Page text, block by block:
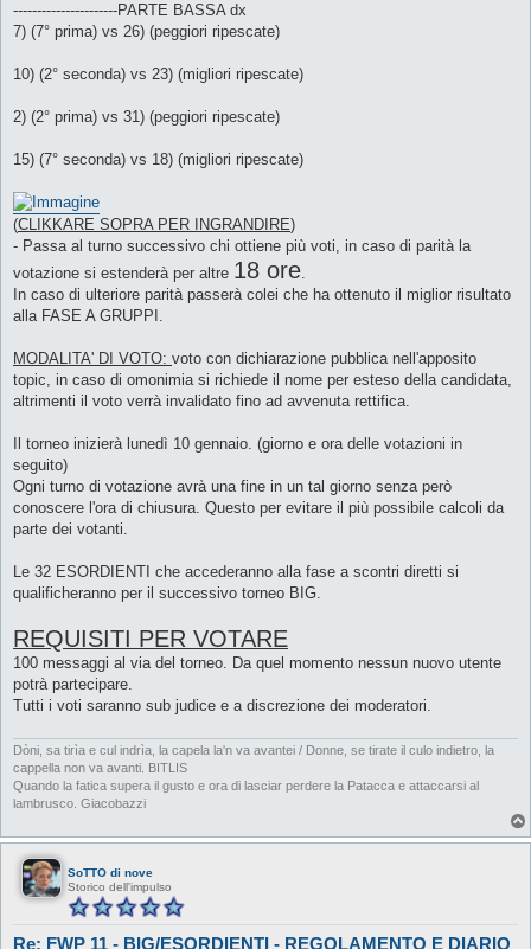
----------------------PARTE BASSA dx
7) (7° prima) vs 26) (peggiori ripescate)
10) (2° seconda) vs 23) (migliori ripescate)
2) (2° prima) vs 31) (peggiori ripescate)
15) (7° seconda) vs 18) (migliori ripescate)
(CLIKKARE SOPRA PER INGRANDIRE)
- Passa al turno successivo chi ottiene più voti, in caso di parità la
votazione si estenderà per altre 18 ore.
In caso di ulteriore parità passerà colei che ha ottenuto il miglior risultato
alla FASE A GRUPPI.
MODALITA' DI VOTO: voto con dichiarazione pubblica nell'apposito
topic, in caso di omonimia si richiede il nome per esteso della candidata,
altrimenti il voto verrà invalidato fino ad avvenuta rettifica.
Il torneo inizierà lunedì 10 gennaio. (giorno e ora delle votazioni in
seguito)
Ogni turno di votazione avrà una fine in un tal giorno senza però
conoscere l'ora di chiusura. Questo per evitare il più possibile calcoli da
parte dei votanti.
Le 32 ESORDIENTI che accederanno alla fase a scontri diretti si
qualificheranno per il successivo torneo BIG.
REQUISITI PER VOTARE
100 messaggi al via del torneo. Da quel momento nessun nuovo utente
potrà partecipare.
Tutti i voti saranno sub judice e a discrezione dei moderatori.
Dòni, sa tirìa e cul indrìa, la capela la'n va avantei / Donne, se tirate il culo indietro, la
cappella non va avanti. BITLIS
Quando la fatica supera il gusto e ora di lasciar perdere la Patacca e attaccarsi al
lambrusco. Giacobazzi
SoTTO di nove
Storico dell'impulso
Re: FWP 11 - BIG/ESORDIENTI - REGOLAMENTO E DIARIO